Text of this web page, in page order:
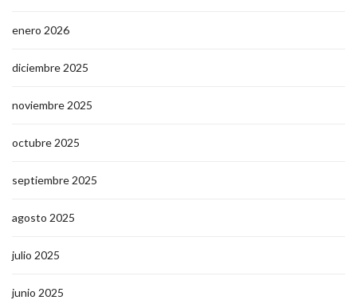
enero 2026
diciembre 2025
noviembre 2025
octubre 2025
septiembre 2025
agosto 2025
julio 2025
junio 2025